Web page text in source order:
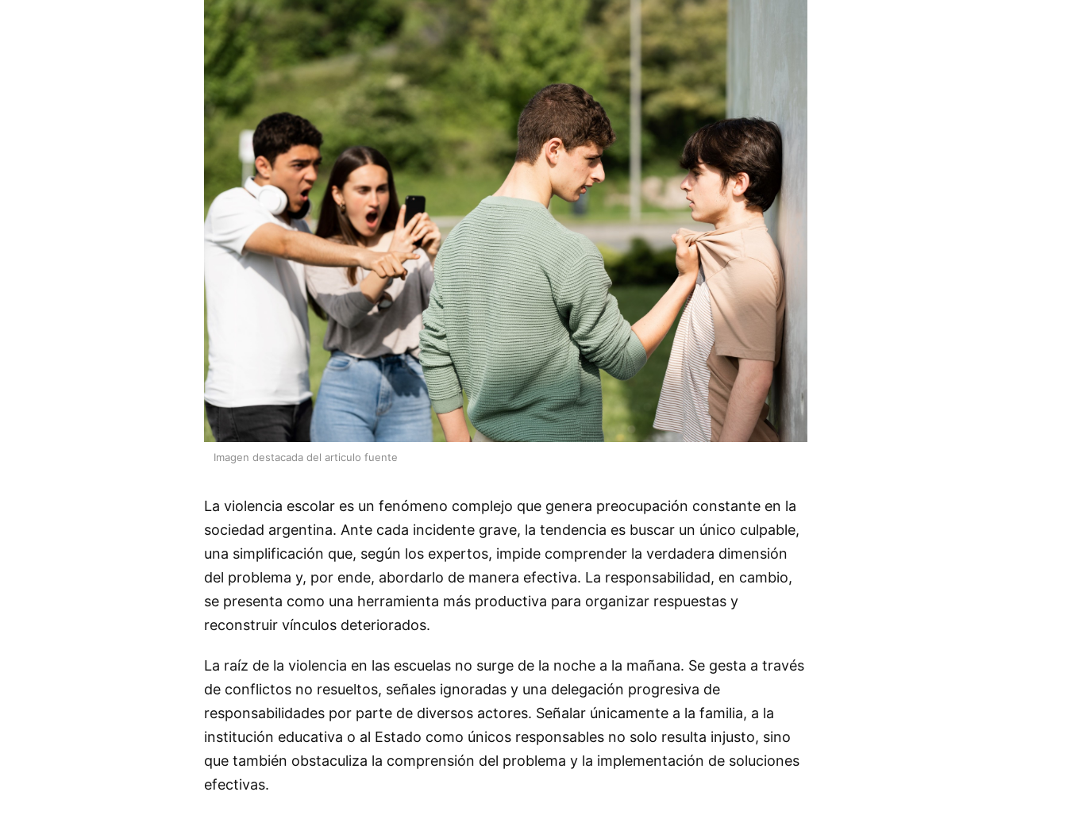
Imagen destacada del articulo fuente
La violencia escolar es un fenómeno complejo que genera preocupación constante en la
sociedad argentina. Ante cada incidente grave, la tendencia es buscar un único culpable,
una simplificación que, según los expertos, impide comprender la verdadera dimensión
del problema y, por ende, abordarlo de manera efectiva. La responsabilidad, en cambio,
se presenta como una herramienta más productiva para organizar respuestas y
reconstruir vínculos deteriorados.
La raíz de la violencia en las escuelas no surge de la noche a la mañana. Se gesta a través
de conflictos no resueltos, señales ignoradas y una delegación progresiva de
responsabilidades por parte de diversos actores. Señalar únicamente a la familia, a la
institución educativa o al Estado como únicos responsables no solo resulta injusto, sino
que también obstaculiza la comprensión del problema y la implementación de soluciones
efectivas.